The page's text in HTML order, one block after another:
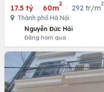
17.5 tỷ · 60m
2
· 292 tr/m
2
Thành phố Hà Nội
Nguyễn Đức Hải
Đăng hôm qua